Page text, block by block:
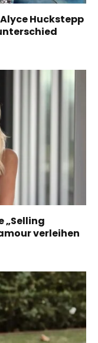
Huckstepp
„Selling
verleihen